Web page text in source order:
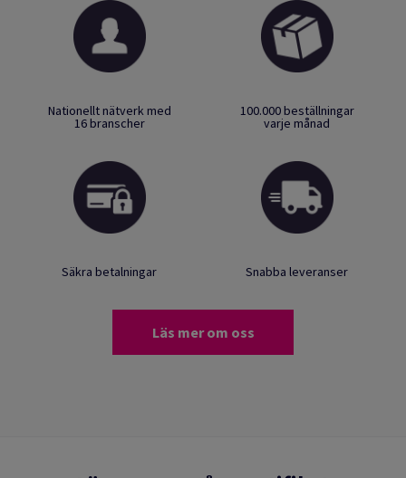
Nationellt nätverk med
16 branscher
100.000 beställningar
varje månad
Säkra betalningar Snabba leveranser
Läs mer om oss